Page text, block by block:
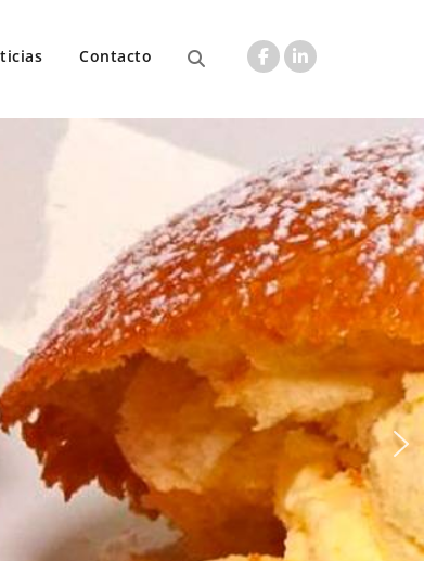
Contacto